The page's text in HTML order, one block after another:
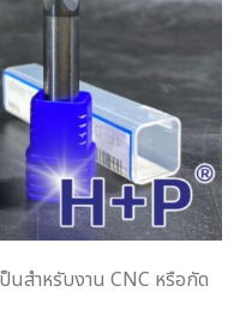
นสำหรับงาน CNC หรือกัด